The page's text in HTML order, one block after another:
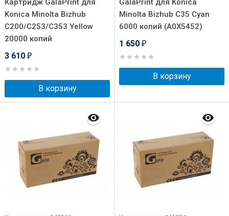
Картридж GalaPrint для
Konica Minolta Bizhub
C200/C253/C353 Yellow
20000 копий
3 610 ₽
В корзину
GalaPrint для Konica
Minolta Bizhub C35 Cyan
6000 копий (A0X5452)
1 650 ₽
В корзину